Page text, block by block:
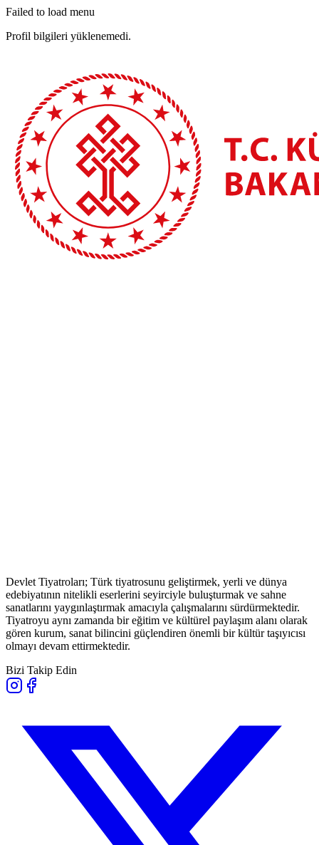
Failed to load menu
Profil bilgileri yüklenemedi.
Devlet Tiyatroları; Türk tiyatrosunu geliştirmek, yerli ve dünya
edebiyatının nitelikli eserlerini seyirciyle buluşturmak ve sahne
sanatlarını yaygınlaştırmak amacıyla çalışmalarını sürdürmektedir.
Tiyatroyu aynı zamanda bir eğitim ve kültürel paylaşım alanı olarak
gören kurum, sanat bilincini güçlendiren önemli bir kültür taşıyıcısı
olmayı devam ettirmektedir.
Bizi Takip Edin